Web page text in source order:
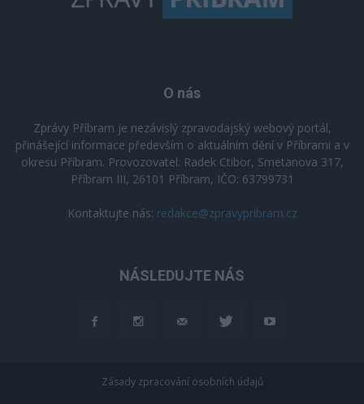
O nás
Zprávy Příbram je nezávislý zpravodajský webový portál,
přinášející informace především o aktuálním dění v Příbrami a v
okresu Příbram. Provozovatel: Radek Ctibor, Smetanova 317,
Příbram III, 26101 Příbram, IČO: 63799731
Kontaktujte nás: redakce@zpravypribram.cz
NÁSLEDUJTE NÁS
Zásady zpracování osobních údajů